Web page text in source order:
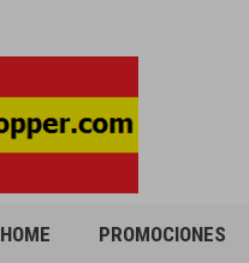
HOME PROMOCIONES